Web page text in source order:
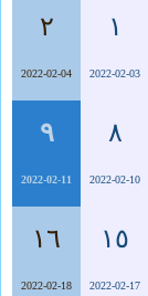
١
2022-02-03
٢
2022-02-04
٨
2022-02-10
٩
2022-02-11
١٥
2022-02-17
١٦
2022-02-18